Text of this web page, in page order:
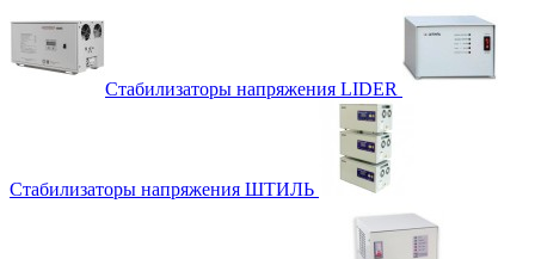
Стабилизаторы напряжения LIDER
Стабилизаторы напряжения ШТИЛЬ